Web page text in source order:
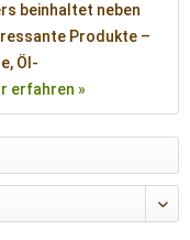
beinhaltet neben
Produkte –
Öl-
erfahren »